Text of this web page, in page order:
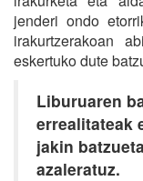
jenderi ondo
irakurtzerakoan
eskertuko dute
Liburuaren
errealitateak
jakin
azaleratuz.